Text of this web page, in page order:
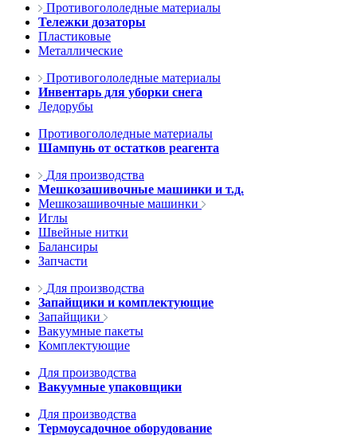
Противогололедные материалы
Тележки дозаторы
Пластиковые
Металлические
Противогололедные материалы
Инвентарь для уборки снега
Ледорубы
Противогололедные материалы
Шампунь от остатков реагента
Для производства
Мешкозашивочные машинки и т.д.
Мешкозашивочные машинки
Иглы
Швейные нитки
Балансиры
Запчасти
Для производства
Запайщики и комплектующие
Запайщики
Вакуумные пакеты
Комплектующие
Для производства
Вакуумные упаковщики
Для производства
Термоусадочное оборудование